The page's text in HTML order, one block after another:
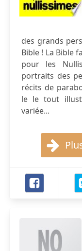
des grands
Bible ! La Bible
pour les
portraits des
récits de
le le tout
variée...